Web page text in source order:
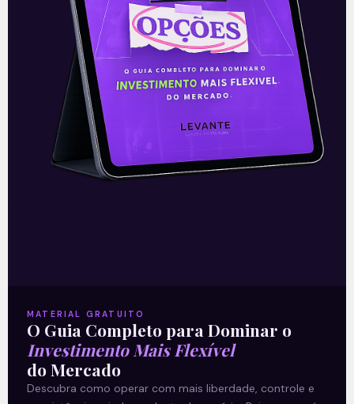
as emissões de carbono
Leia mais
06/12/2021
E EU COM ISSO
Desempenho da São Martinho
no ano-safra 2T22
MATERIAL GRATUITO
O Guia Completo para Dominar o
Investimento Mais Flexível
do Mercado
Descubra como operar com mais liberdade, controle e